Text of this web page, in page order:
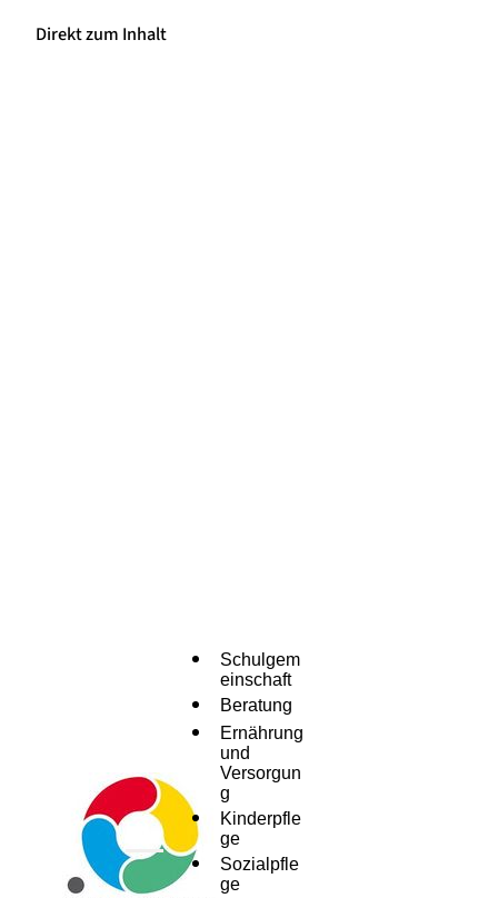
Direkt zum Inhalt
Menü
Schulgem
einschaft
Beratung
Ernährung
und
Versorgun
g
Kinderpfle
ge
Sozialpfle
ge